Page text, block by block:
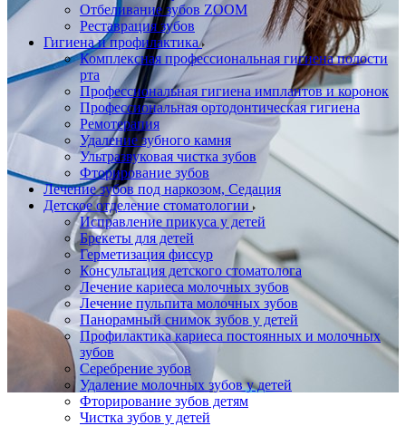
Отбеливание зубов ZOOM
Реставрация зубов
Гигиена и профилактика
Комплексная профессиональная гигиена полости
рта
Профессиональная гигиена имплантов и коронок
Профессиональная ортодонтическая гигиена
Ремотерапия
Удаление зубного камня
Ультразвуковая чистка зубов
Фторирование зубов
Лечение зубов под наркозом, Седация
Детское отделение стоматологии
Исправление прикуса у детей
Брекеты для детей
Герметизация фиссур
Консультация детского стоматолога
Лечение кариеса молочных зубов
Лечение пульпита молочных зубов
Панорамный снимок зубов у детей
Профилактика кариеса постоянных и молочных
зубов
Серебрение зубов
Удаление молочных зубов у детей
Фторирование зубов детям
Чистка зубов у детей